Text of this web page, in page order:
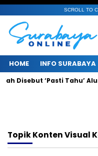
SCROLL TO
HOME INFO SURABAYA
Disebut ‘Pasti Tahu’
TopikKonten Visual